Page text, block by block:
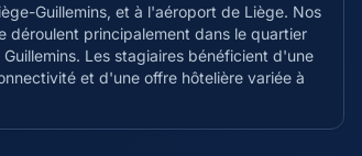
Guillemins, et à l'aéroport de Liège. Nos
déroulent principalement dans le quartier
Les stagiaires bénéficient d'une
et d'une offre hôtelière variée à